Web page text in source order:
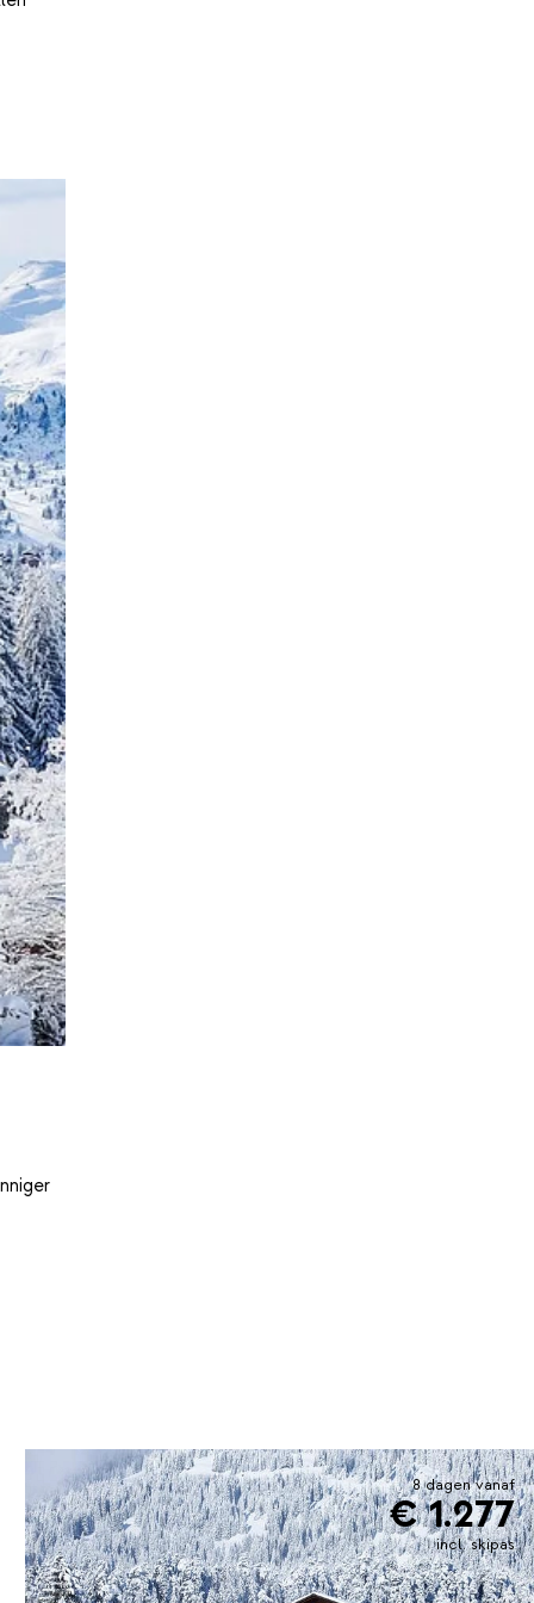
8 dagen vanaf
€ 1.277
incl. skipas